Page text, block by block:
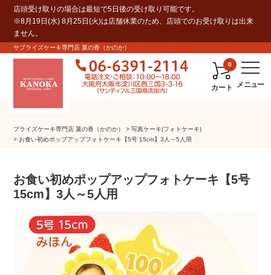
店頭受け取りの場合は最短で5日後の受け取り可能です。
※8月19日(水) 8月25日(火)は店舗休業のため、店頭でのお受け取りは出来
ません。
サプライズケーキ専門店 菓の香（かのか）
0
カート
プライズケーキ専⾨店 菓の⾹（かのか）
写真ケーキ(フォトケーキ)
お食い初めポップアップフォトケーキ【5号 15cm】3人～5人用
お食い初めポップアップフォトケーキ【5号
15cm】3人～5人用